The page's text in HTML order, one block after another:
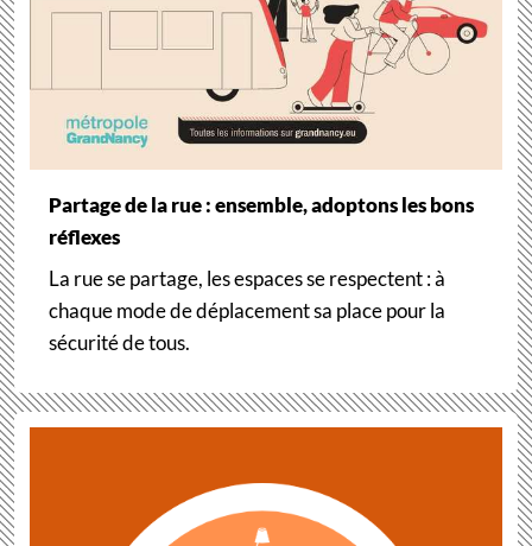
Partage de la rue : ensemble, adoptons les bons
réflexes
La rue se partage, les espaces se respectent : à
chaque mode de déplacement sa place pour la
sécurité de tous.